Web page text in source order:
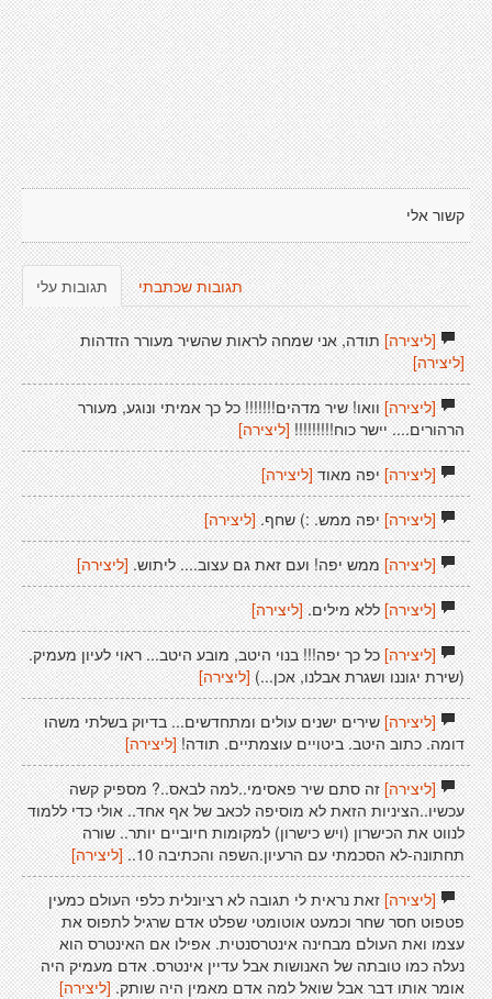
קשור אלי
תגובות עלי תגובות שכתבתי
[ליצירה]תודה, אני שמחה לראות שהשיר מעורר הזדהות
[ליצירה]
[ליצירה]וואו! שיר מדהים!!!!!!! כל כך אמיתי ונוגע, מעורר
הרהורים.... יישר כוח!!!!!!!!! [ליצירה]
[ליצירה]יפה מאוד[ליצירה]
[ליצירה]יפה ממש. :) שחף. [ליצירה]
[ליצירה]ממש יפה! ועם זאת גם עצוב.... ליתוש. [ליצירה]
[ליצירה]ללא מילים. [ליצירה]
[ליצירה]כל כך יפה!!! בנוי היטב, מובע היטב... ראוי לעיון מעמיק.
(שירת יגוננו ושגרת אבלנו, אכן...) [ליצירה]
[ליצירה]שירים ישנים עולים ומתחדשים... בדיוק בשלתי משהו
דומה. כתוב היטב. ביטויים עוצמתיים. תודה! [ליצירה]
[ליצירה]זה סתם שיר פאסימי..למה לבאס..? מספיק קשה
עכשיו..הציניות הזאת לא מוסיפה לכאב של אף אחד.. אולי כדי ללמוד
לנווט את הכישרון (ויש כישרון) למקומות חיוביים יותר.. שורה
תחתונה-לא הסכמתי עם הרעיון.השפה והכתיבה 10..
[ליצירה]
[ליצירה]זאת נראית לי תגובה לא רציונלית כלפי העולם כמעין
פטפוט חסר שחר וכמעט אוטומטי שפלט אדם שרגיל לתפוס את
עצמו ואת העולם מבחינה אינטרסנטית. אפילו אם האינטרס הוא
נעלה כמו טובתה של האנושות אבל עדיין אינטרס. אדם מעמיק היה
אומר אותו דבר אבל שואל למה אדם מאמין היה שותק. [ליצירה]